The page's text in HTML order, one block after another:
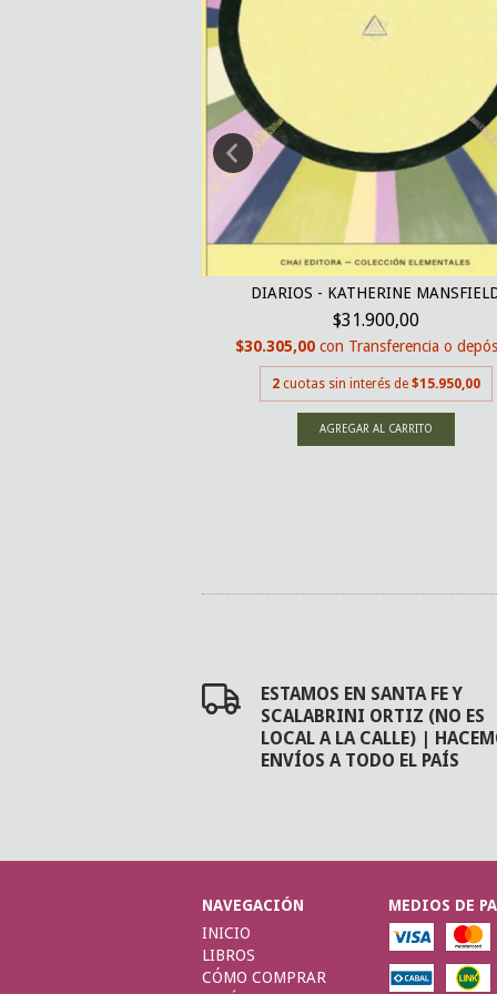
DIARIOS - KATHERINE
$31.900,00
$30.305,00con Transferencia o
2 cuotas sin interés de $15.950,00
ESTAMOS EN SANTA FE Y
SCALABRINI ORTIZ (NO ES
LOCAL A LA CALLE) |
ENVÍOS A TODO EL PAÍS
NAVEGACIÓN
INICIO
LIBROS
CÓMO COMPRAR
MEDIOS DE